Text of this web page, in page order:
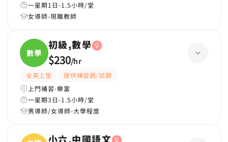
一星期1日-1.5小時/堂
女導師-現職教師
數學
初級,數學
$230/hr
全英上堂
提供練習題/試題
上門補習-樂富
一星期3日-1.5小時/堂
男導師/女導師-大學程度